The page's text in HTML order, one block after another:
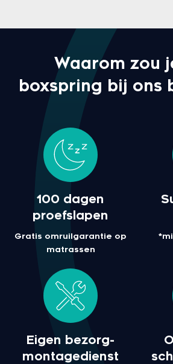
Waarom zou
boxspring bij ons
100 dagen
proefslapen
Gratis omruilgarantie op
matrassen
Eigen bezorg-
montagedienst